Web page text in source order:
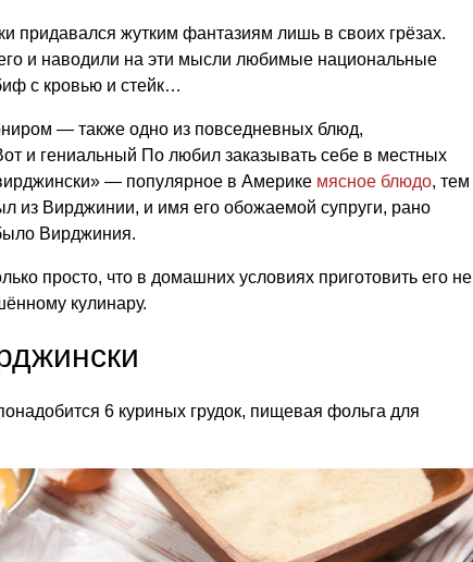
придавался жутким фантазиям лишь в своих грёзах.
и наводили на эти мысли любимые национальные
с кровью и стейк…
— также одно из повседневных блюд,
и гениальный По любил заказывать себе в местных
— популярное в Америке мясное блюдо, тем
из Вирджинии, и имя его обожаемой супруги, рано
Вирджиния.
просто, что в домашних условиях приготовить его не
кулинару.
6 куриных грудок, пищевая фольга для